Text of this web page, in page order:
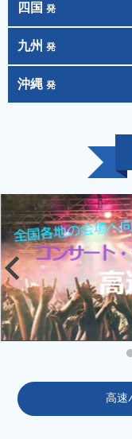
四国 発
九州 発
沖縄 発
高速